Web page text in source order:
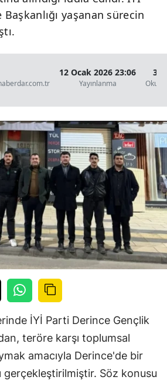
yaşanan sürecin
12 Ocak 2026 23:06
Yayınlanma
3
İYİ Parti Derince Gençlik
teröre karşı toplumsal
amacıyla Derince'de bir
gerçekleştirilmiştir. Söz konusu